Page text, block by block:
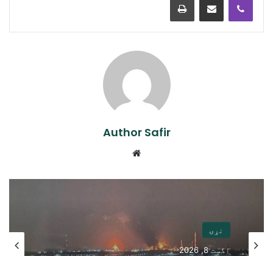
Author Safir
نړۍ
اگست 8, 2026